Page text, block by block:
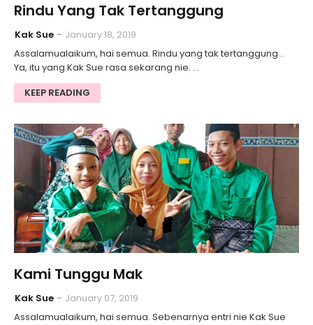
Rindu Yang Tak Tertanggung
Kak Sue
January 18, 2019
Assalamualaikum, hai semua. Rindu yang tak tertanggung ..
Ya, itu yang Kak Sue rasa sekarang nie. …
KEEP READING
Kami Tunggu Mak
Kak Sue
January 07, 2019
Assalamualaikum, hai semua. Sebenarnya entri nie Kak Sue